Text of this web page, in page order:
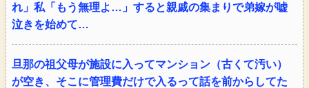
れ」私「もう無理よ…」すると親戚の集まりで弟嫁が嘘
泣きを始めて…
旦那の祖父母が施設に入ってマンション（古くて汚い）
が空き、そこに管理費だけで入るって話を前からしてた